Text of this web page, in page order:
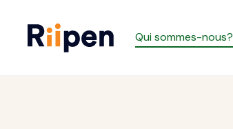
Qui sommes-nous?